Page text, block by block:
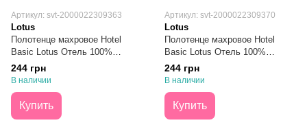
Артикул: svt-2000022309363
Lotus
Полотенце махровое Hotel
Basic Lotus Отель 100%
Хлопок 450 г Графит 50х90
244 грн
В наличии
Купить
Артикул: svt-2000022309370
Lotus
Полотенце махровое Hotel
Basic Lotus Отель 100%
Хлопок 450 г Кофейное 50х90
244 грн
В наличии
Купить